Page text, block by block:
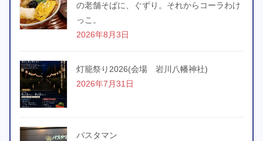
の老舗そばに、ぐずり。それからコーラわけ
っこ。
2026年8月3日
灯籠祭り2026(会場 岩川八幡神社)
2026年7月31日
パスタマン